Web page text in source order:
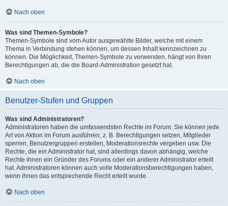
Nach oben
Was sind Themen-Symbole?
Themen-Symbole sind vom Autor ausgewählte Bilder, welche mit einem
Thema in Verbindung stehen können, um dessen Inhalt kennzeichnen zu
können. Die Möglichkeit, Themen-Symbole zu verwenden, hängt von Ihren
Berechtigungen ab, die die Board-Administration gesetzt hat.
Nach oben
Benutzer-Stufen und Gruppen
Was sind Administratoren?
Administratoren haben die umfassendsten Rechte im Forum. Sie können jede
Art von Aktion im Forum ausführen; z. B. Berechtigungen setzen, Mitglieder
sperren, Benutzergruppen erstellen, Moderationsrechte vergeben usw. Die
Rechte, die ein Administrator hat, sind allerdings davon abhängig, welche
Rechte ihnen ein Gründer des Forums oder ein anderer Administrator erteilt
hat. Administratoren können auch volle Moderationsberechtigungen haben,
wenn ihnen das entsprechende Recht erteilt wurde.
Nach oben